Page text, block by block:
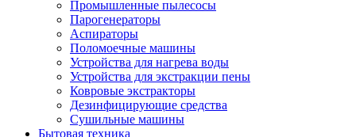
Промышленные пылесосы
Парогенераторы
Аспираторы
Поломоечные машины
Устройства для нагрева воды
Устройства для экстракции пены
Ковровые экстракторы
Дезинфицирующие средства
Сушильные машины
Бытовая техника